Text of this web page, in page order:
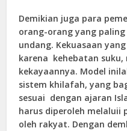
Demikian juga para
orang-orang yang
undang. Kekuasaan
karena kehebatan
kekayaannya. Model
sistem khilafah, yang
sesuai dengan ajaran
harus diperoleh melaluii
oleh rakyat. Dengan